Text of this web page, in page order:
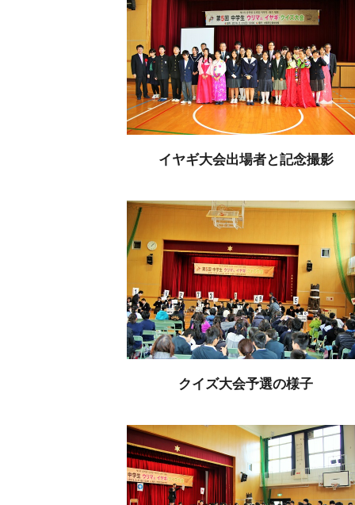
イヤギ大会出場者と記念撮影
クイズ大会予選の様子